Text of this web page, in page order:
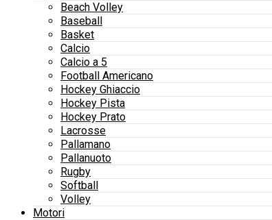
Beach Volley
Baseball
Basket
Calcio
Calcio a 5
Football Americano
Hockey Ghiaccio
Hockey Pista
Hockey Prato
Lacrosse
Pallamano
Pallanuoto
Rugby
Softball
Volley
Motori